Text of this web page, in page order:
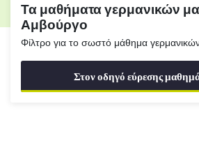
Τα μαθήματα γερμανικών
Αμβούργο
Φίλτρο για το σωστό μάθημα
Στον οδηγό εύρεσης